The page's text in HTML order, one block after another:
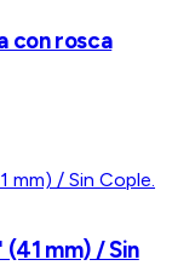
con rosca
mm) / Sin